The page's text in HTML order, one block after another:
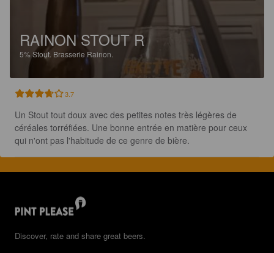
RAINON STOUT R
5% Stout. Brasserie Rainon.
3.7
Un Stout tout doux avec des petites notes très légères de
céréales torréfiées. Une bonne entrée en matière pour ceux
qui n'ont pas l'habitude de ce genre de bière.
Discover, rate and share great beers.